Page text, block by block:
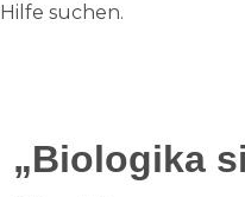
Hilfe suchen.
„Biologika